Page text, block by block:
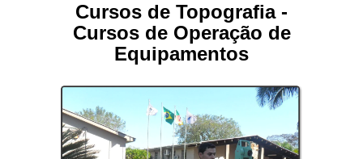
Cursos de Topografia -
Cursos de Operação de
Equipamentos